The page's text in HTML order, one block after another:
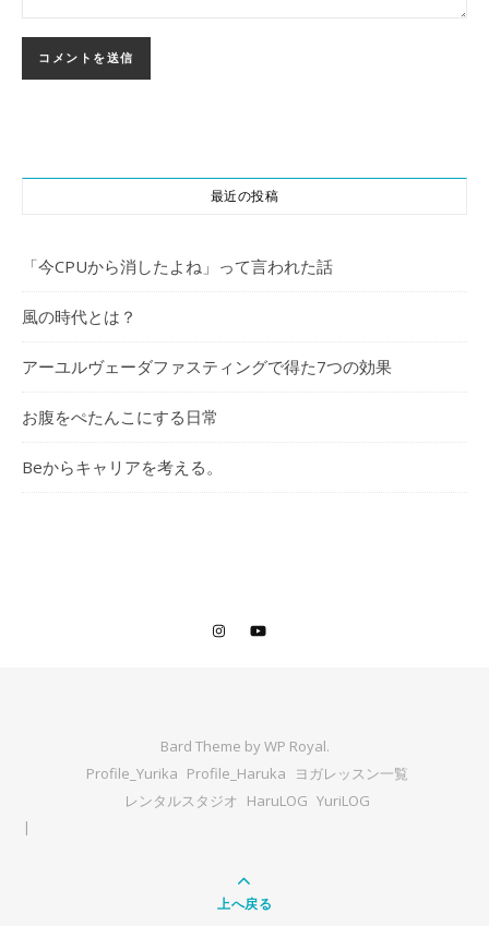
最近の投稿
「今CPUから消したよね」って言われた話
風の時代とは？
アーユルヴェーダファスティングで得た7つの効果
お腹をぺたんこにする日常
Beからキャリアを考える。
Bard Theme byWP Royal.
Profile_Yurika Profile_Haruka
ヨガレッスン一覧
レンタルスタジオ HaruLOG YuriLOG
上へ戻る